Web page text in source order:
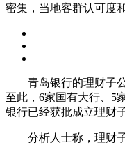
密集，当地客群认可度
青岛银行的理财子
至此，6家国有大行、5
银行已经获批成立理财
分析人士称，理财